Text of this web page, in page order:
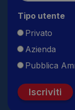
Tipo utente
Privato
Azienda
Pubblica
Iscriviti